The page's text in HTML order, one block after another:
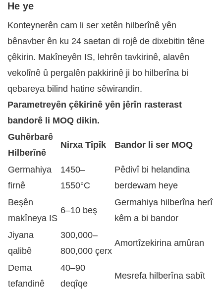
He ye
Konteynerên cam li ser xetên hilberînê yên
bênavber ên ku 24 saetan di rojê de dixebitin têne
çêkirin. Makîneyên IS, lehrên tavkirinê, alavên
vekolînê û pergalên pakkirinê ji bo hilberîna bi
qebareya bilind hatine sêwirandin.
Parametreyên çêkirinê yên jêrîn rasterast
bandorê li MOQ dikin.
Guhêrbarê
Hilberînê
Nirxa Tîpîk Bandor li ser MOQ
Germahiya
firnê
1450–
1550°C
Pêdivî bi helandina
berdewam heye
Beşên
makîneya IS
6–10 beş
Germahiya hilberîna herî
kêm a bi bandor
Jiyana
qalibê
300,000–
800,000 çerx
Amortîzekirina amûran
Dema
tefandinê
40–90
deqîqe
Mesrefa hilberîna sabît